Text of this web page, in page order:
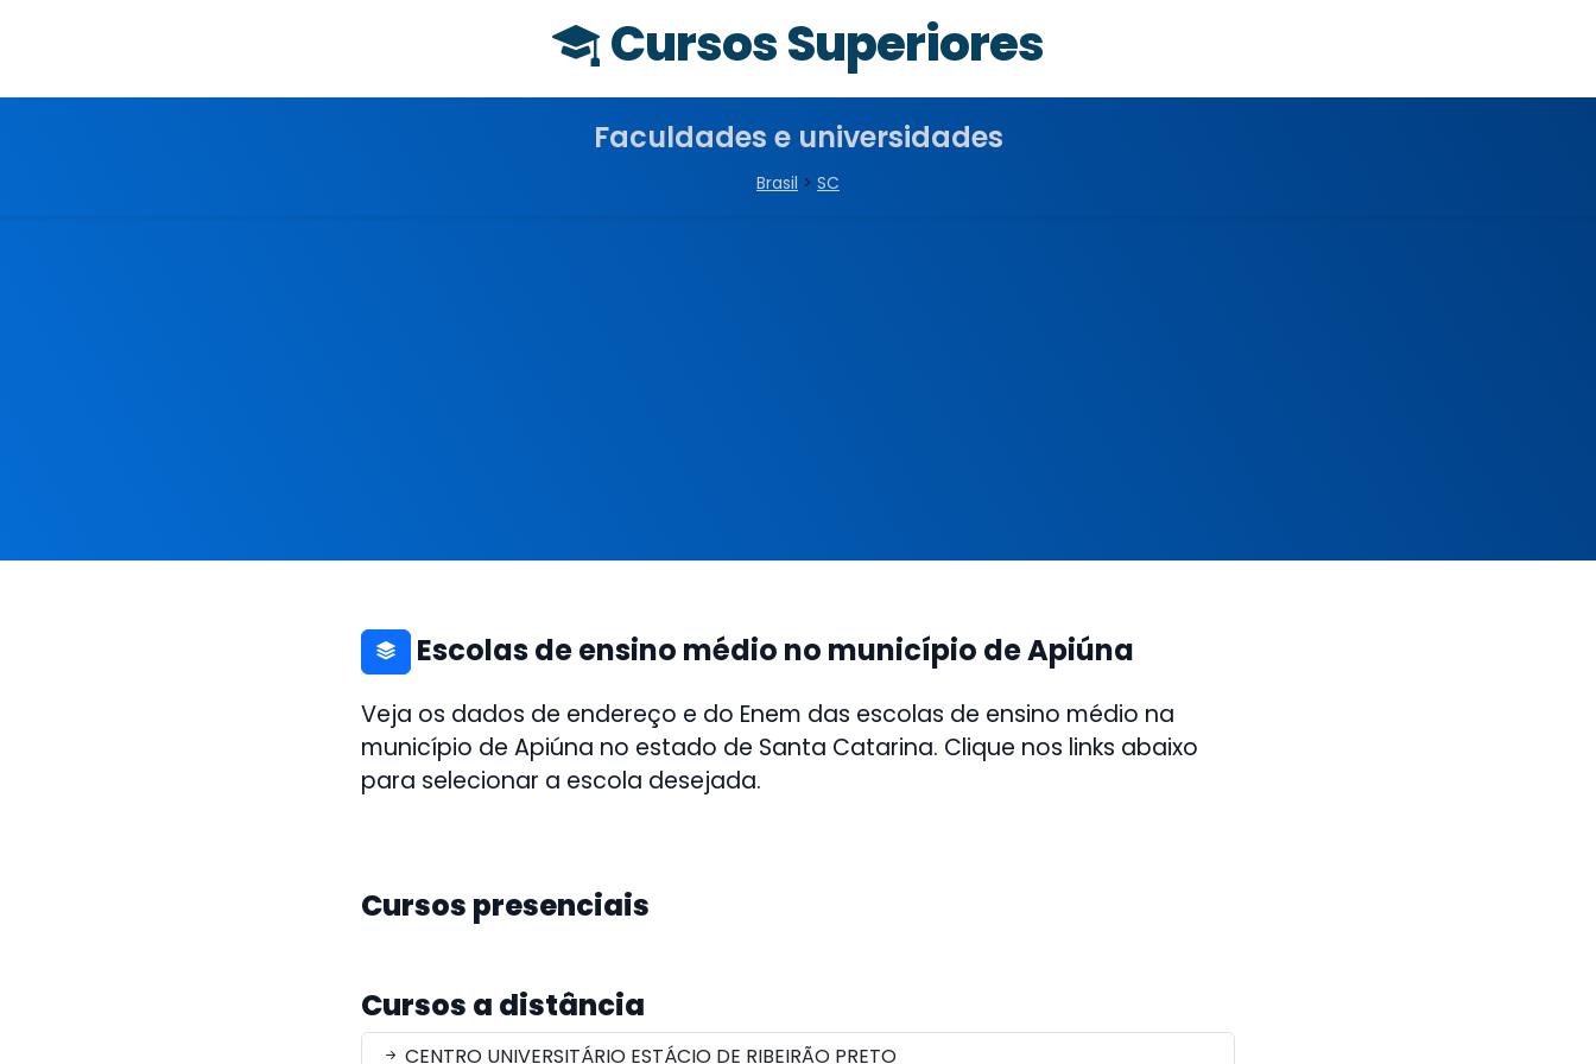
Cursos Superiores
Faculdades e universidades
Brasil > SC
Escolas de ensino médio no município de Apiúna
Veja os dados de endereço e do Enem das escolas de ensino médio na
município de Apiúna no estado de Santa Catarina. Clique nos links abaixo
para selecionar a escola desejada.
Cursos presenciais
Cursos a distância
CENTRO UNIVERSITÁRIO ESTÁCIO DE RIBEIRÃO PRETO